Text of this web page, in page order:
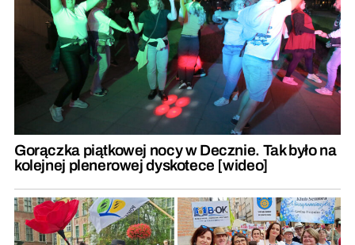
Gorączka piątkowej nocy w Decznie. Tak było na
kolejnej plenerowej dyskotece [wideo]